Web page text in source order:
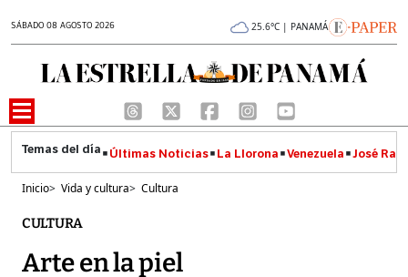
SÁBADO 08 AGOSTO 2026 25.6°C | PANAMÁ
Últimas Noticias La Llorona Venezuela José
Inicio> Vida y cultura> Cultura
CULTURA
Arte en la piel